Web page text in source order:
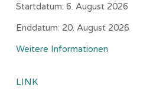
Startdatum: 6. August 2026
Enddatum: 20. August 2026
Weitere Informationen
LINK